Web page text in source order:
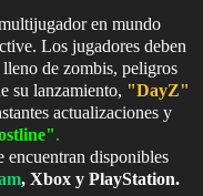
en mundo
Los jugadores deben
de zombis, peligros
su lanzamiento, "DayZ"
actualizaciones y
.
encuentran disponibles
, Xbox y PlayStation.